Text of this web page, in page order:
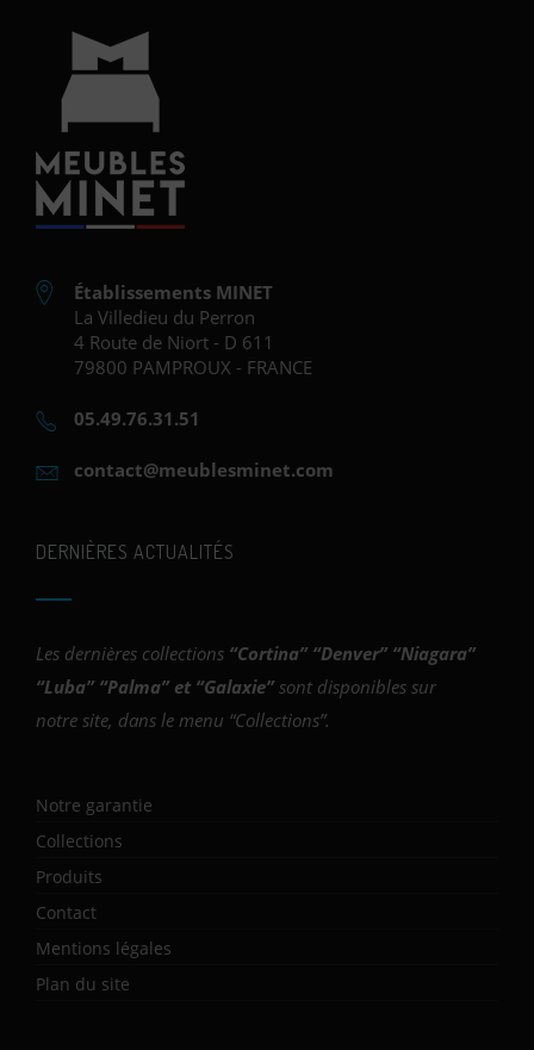
Établissements MINET
La Villedieu du Perron
4 Route de Niort - D 611
79800 PAMPROUX - FRANCE
05.49.76.31.51
contact@meublesminet.com
DERNIÈRES ACTUALITÉS
Les dernières collections “Cortina” “Denver” “Niagara”
“Luba” “Palma” et “Galaxie”sont disponibles sur
notre site, dans le menu “Collections”.
Notre garantie
Collections
Produits
Contact
Mentions légales
Plan du site